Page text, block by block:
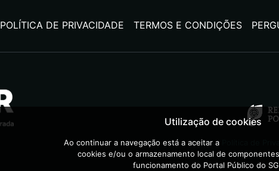
POLÍTICA DE PRIVACIDADE TERMOS E CONDIÇÕES
Utilização de cookies
Ao continuar a navegação está a aceitar a
cookies e/ou o armazenamento local de
funcionamento do Portal Público do